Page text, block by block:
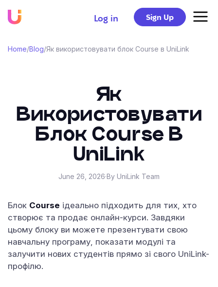
Log in Sign Up
Home/Blog/Як використовувати блок Course в UniLink
Як
Використовувати
Блок Course В
UniLink
June 26, 2026·By UniLink Team
Блок Course ідеально підходить для тих, хто
створює та продає онлайн-курси. Завдяки
цьому блоку ви можете презентувати свою
навчальну програму, показати модулі та
залучити нових студентів прямо зі свого UniLink-
профілю.